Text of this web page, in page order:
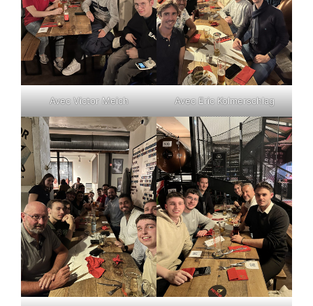
Avec Victor Meich Avec Eric Kolmerschlag